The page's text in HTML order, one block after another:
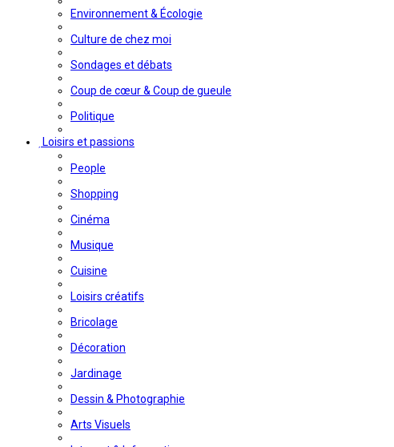
Environnement & Écologie
Culture de chez moi
Sondages et débats
Coup de cœur & Coup de gueule
Politique
Loisirs et passions
People
Shopping
Cinéma
Musique
Cuisine
Loisirs créatifs
Bricolage
Décoration
Jardinage
Dessin & Photographie
Arts Visuels